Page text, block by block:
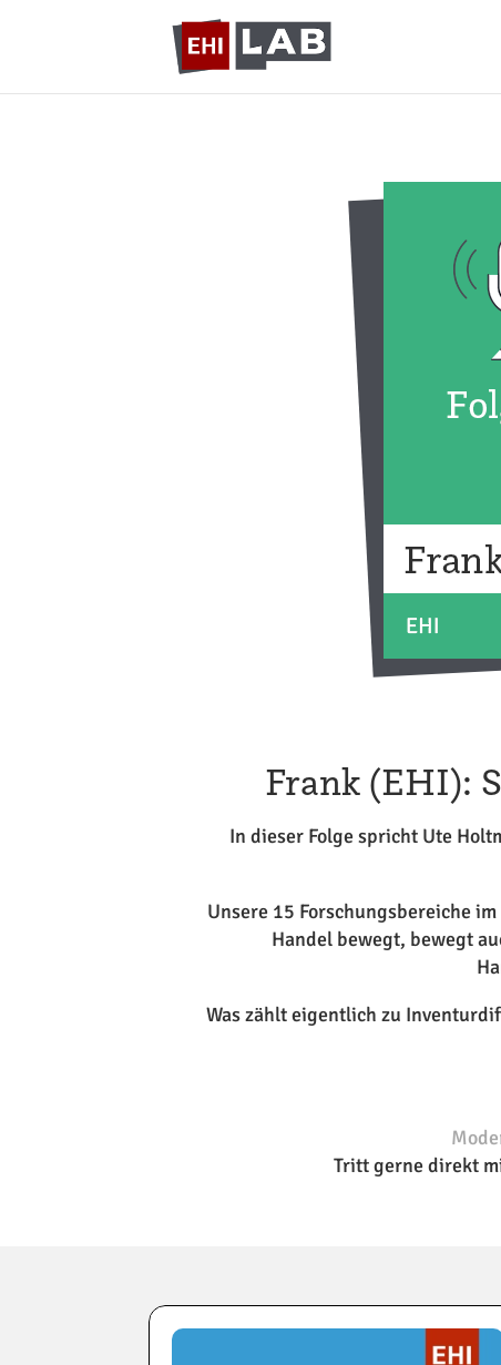
Frank (EHI):
In dieser Folge spricht Ute
Unsere 15 Forschungsbereiche
Handel bewegt, bewegt
Was zählt eigentlich zu
Tritt gerne direkt